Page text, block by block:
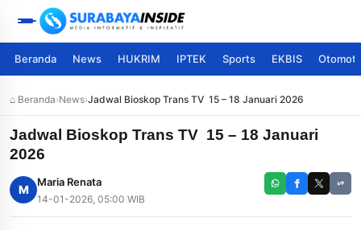
Beranda News HUKRIM IPTEK Sports EKBIS
⌂ Beranda›News›Jadwal Bioskop Trans TV 15 – 18 Januari 2026
Jadwal Bioskop Trans TV 15 – 18 Januari
2026
M
Maria Renata
14-01-2026, 05:00 WIB